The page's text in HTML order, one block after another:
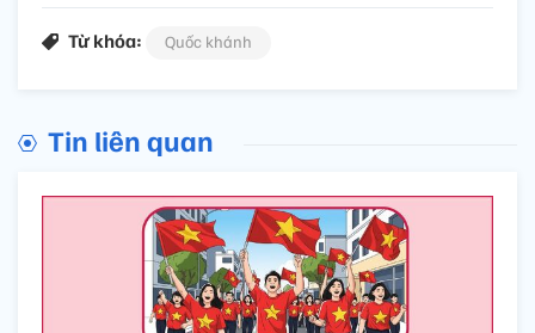
Từ khóa: Quốc khánh
Tin liên quan